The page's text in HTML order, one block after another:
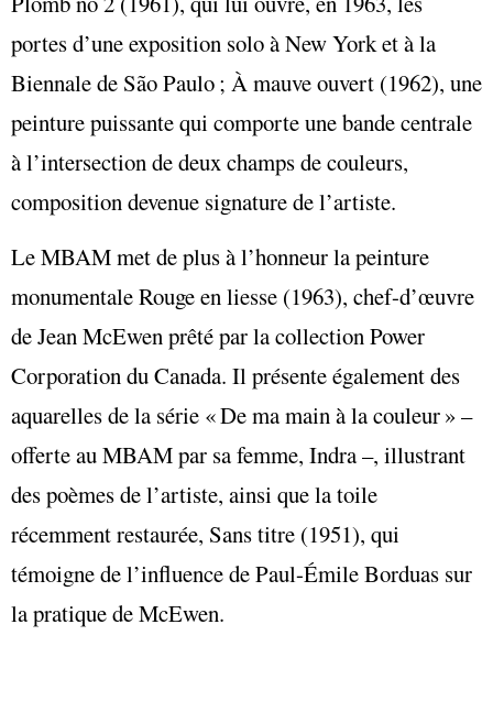
portes d’une exposition solo à New York et à la
Biennale de São Paulo ; À mauve ouvert (1962), une
peinture puissante qui comporte une bande centrale
à l’intersection de deux champs de couleurs,
composition devenue signature de l’artiste.
Le MBAM met de plus à l’honneur la peinture
monumentale Rouge en liesse (1963), chef-d’œuvre
de Jean McEwen prêté par la collection Power
Corporation du Canada. Il présente également des
aquarelles de la série « De ma main à la couleur » –
offerte au MBAM par sa femme, Indra –, illustrant
des poèmes de l’artiste, ainsi que la toile
récemment restaurée, Sans titre (1951), qui
témoigne de l’influence de Paul-Émile Borduas sur
la pratique de McEwen.